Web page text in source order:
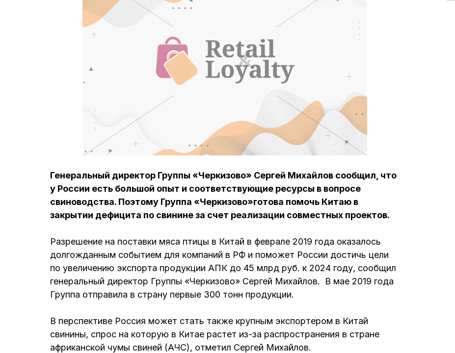
Генеральный директор Группы «Черкизово» Сергей Михайлов сообщил, что
у России есть большой опыт и соответствующие ресурсы в вопросе
свиноводства. Поэтому Группа «Черкизово»готова помочь Китаю в
закрытии дефицита по свинине за счет реализации совместных проектов.
Разрешение на поставки мяса птицы в Китай в феврале 2019 года оказалось
долгожданным событием для компаний в РФ и поможет России достичь цели
по увеличению экспорта продукции АПК до 45 млрд руб. к 2024 году, сообщил
генеральный директор Группы «Черкизово» Сергей Михайлов. В мае 2019 года
Группа отправила в страну первые 300 тонн продукции.
В перспективе Россия может стать также крупным экспортером в Китай
свинины, спрос на которую в Китае растет из-за распространения в стране
африканской чумы свиней (АЧС), отметил Сергей Михайлов.